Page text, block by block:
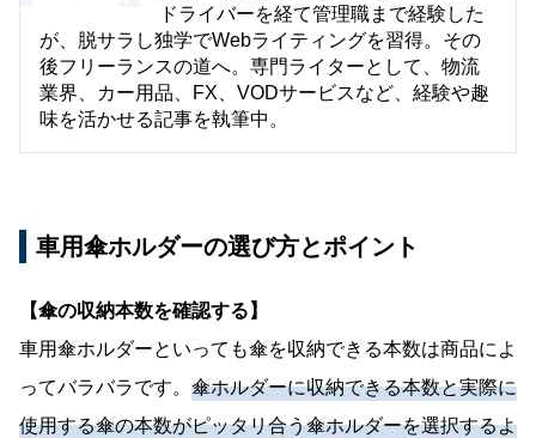
ドライバーを経て管理職まで経験した
が、脱サラし独学でWebライティングを習得。その
後フリーランスの道へ。専門ライターとして、物流
業界、カー用品、FX、VODサービスなど、経験や趣
味を活かせる記事を執筆中。
車用傘ホルダーの選び方とポイント
【傘の収納本数を確認する】
車用傘ホルダーといっても傘を収納できる本数は商品によ
ってバラバラです。 傘ホルダーに収納できる本数と実際に
使用する傘の本数がピッタリ合う傘ホルダーを選択するよ